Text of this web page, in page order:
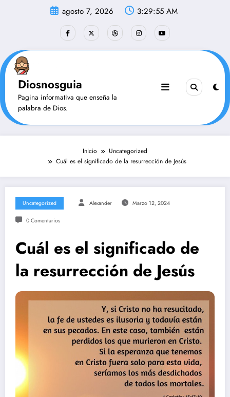
agosto 7, 2026 3:29:56 AM
Diosnosguia
Pagina informativa que enseña la
palabra de Dios.
Inicio
Uncategorized
Cuál es el significado de la resurrección de Jesús
Uncategorized Alexander Marzo 12, 2024
0 Comentarios
Cuál es el significado de
la resurrección de Jesús